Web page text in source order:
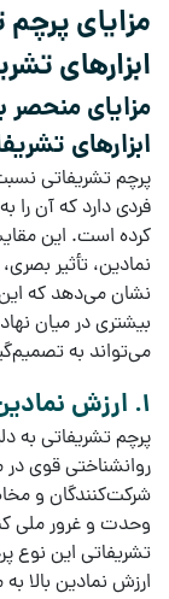
مزایای
ابزارهای
مزایای منحصر
ابزارهای
پرچم تشریفاتی
فردی دارد که آن را
کرده است. این
نمادین، تأثیر بصری،
نشان می‌دهد که
بیشتری در میان
می‌تواند به
1. ارزش نمادین بالا و تأثیر روانشناختی
پرچم تشریفاتی به
روانشناختی قویدر
شرکت‌کنندگان و
وحدت و غرور ملی
تشریفاتی این نوع
ارزش نمادین بالا به